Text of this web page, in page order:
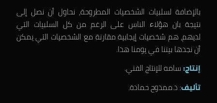
بالإضافة لسلبيات الشخصيات المطروحة، نحاول أن نصل إلى
نتيجة بان هؤلاء الناس على الرغم من كل السلبيات التي
لديهم، هم شخصيات إيجابية مقارنة مع الشخصيات التي يمكن
أن نجدها بيننا في يومنا هذا.
إنتاج:سامه للإنتاج الفني.
تأليف: د.ممدوح حمادة.